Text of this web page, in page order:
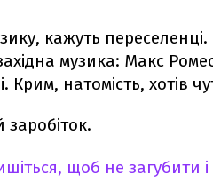
кажуть переселенці.
музика: Макс
натомість, хотів
щоб не загубити